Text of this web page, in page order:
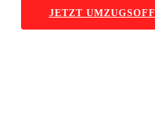
JETZT